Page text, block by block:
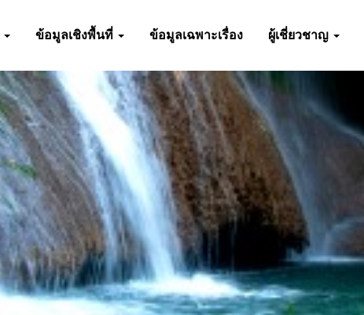
ข้อมูลเชิงพื้นที่ ข้อมูลเฉพาะเรื่อง ผู้เชี่ยวชาญ